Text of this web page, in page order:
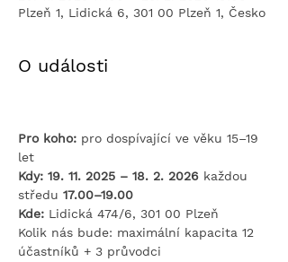
Plzeň 1, Lidická 6, 301 00 Plzeň 1, Česko
O události
Pro koho: pro dospívající ve věku 15–19
let
Kdy: 19. 11. 2025 – 18. 2. 2026 každou
středu 17.00–19.00
Kde: Lidická 474/6, 301 00 Plzeň
Kolik nás bude: maximální kapacita 12
účastníků + 3 průvodci